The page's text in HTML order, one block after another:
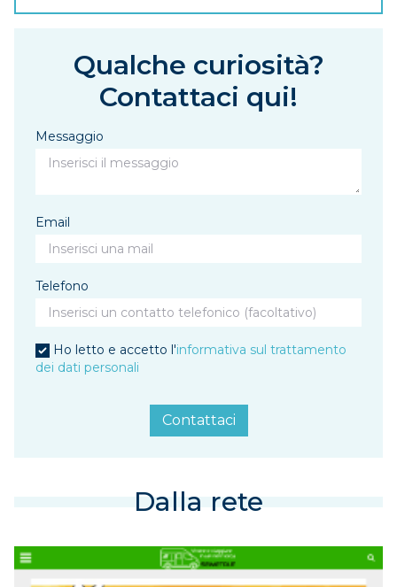
Qualche curiosità?
Contattaci qui!
Messaggio
Email
Telefono
Ho letto e accetto l'informativa sul trattamento
dei dati personali
Contattaci
Dalla rete